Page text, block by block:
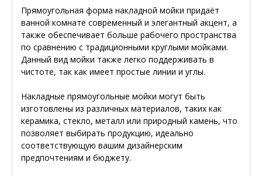
Прямоугольная форма накладной мойки придаёт
ванной комнате современный и элегантный акцент, а
также обеспечивает больше рабочего пространства
по сравнению с традиционными круглыми мойками.
Данный вид мойки также легко поддерживать в
чистоте, так как имеет простые линии и углы.
Накладные прямоугольные мойки могут быть
изготовлены из различных материалов, таких как
керамика, стекло, металл или природный камень, что
позволяет выбирать продукцию, идеально
соответствующую вашим дизайнерским
предпочтениям и бюджету.